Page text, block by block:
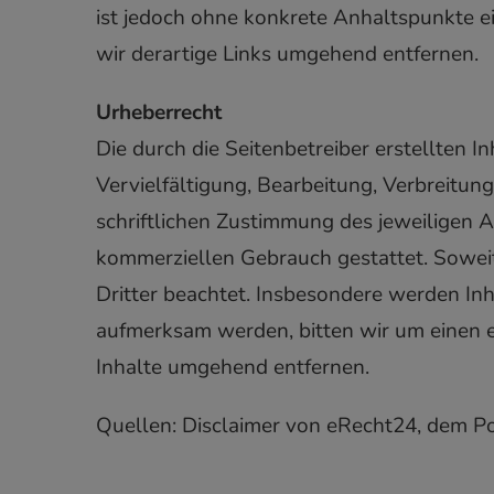
ist jedoch ohne konkrete Anhaltspunkte
wir derartige Links umgehend entfernen.
Urheberrecht
Die durch die Seitenbetreiber erstellten
Vervielfältigung, Bearbeitung,
schriftlichen Zustimmung des jeweiligen
kommerziellen Gebrauch gestattet.
Dritter beachtet. Insbesondere werden
aufmerksam werden, bitten wir um
Inhalte umgehend entfernen.
Quellen: Disclaimer von eRecht24, dem